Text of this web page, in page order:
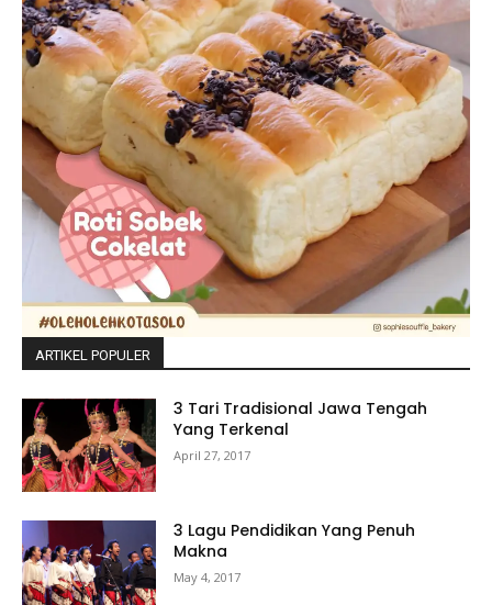
ARTIKEL POPULER
3 Tari Tradisional Jawa Tengah
Yang Terkenal
April 27, 2017
3 Lagu Pendidikan Yang Penuh
Makna
May 4, 2017